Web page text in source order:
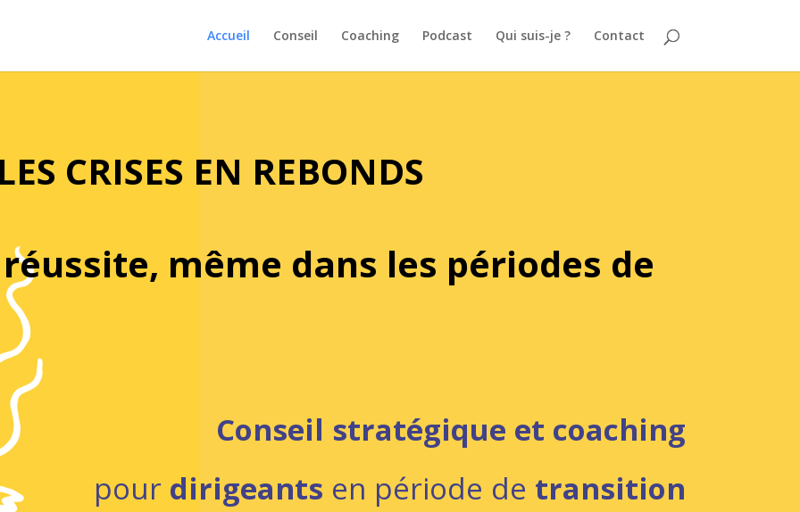
Accueil Conseil Coaching Podcast Qui suis-je ? Contact
CRISES EN REBONDS
même dans les périodes de
Conseil stratégique et coaching
pour dirigeants en période de transition